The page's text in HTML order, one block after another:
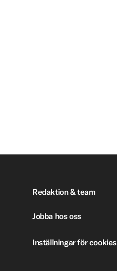
Redaktion & team
Jobba hos oss
Inställningar för cookies